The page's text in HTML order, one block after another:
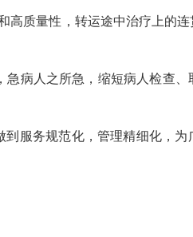
高质量性，转运途中治疗上的
病人之所急，缩短病人检查、
服务规范化，管理精细化，为